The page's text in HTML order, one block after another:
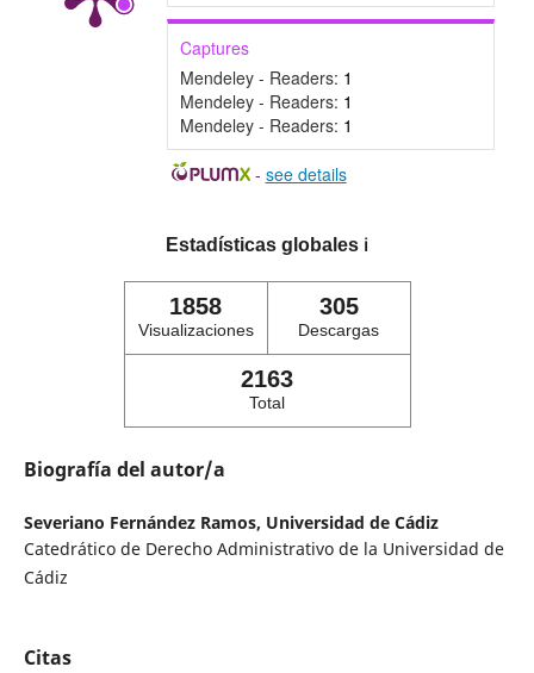
Captures
Mendeley - Readers: 1
Mendeley - Readers: 1
Mendeley - Readers: 1
- see details
Estadísticas globales ℹ️
1858
Visualizaciones
305
Descargas
2163
Total
Biografía del autor/a
Severiano Fernández Ramos, Universidad de Cádiz
Catedrático de Derecho Administrativo de la Universidad de
Cádiz
Citas